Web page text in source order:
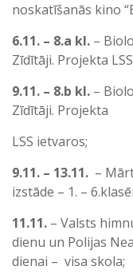
noskatīšanās kino
6.11. – 8.a kl. –
Zīdītāji. Projekta
9.11. – 8.b kl. –
Zīdītāji. Projekta
LSS ietvaros;
9.11. – 13.11. –
izstāde – 1. –
11.11. – Valsts
dienu un Polijas
dienai – visa skola;